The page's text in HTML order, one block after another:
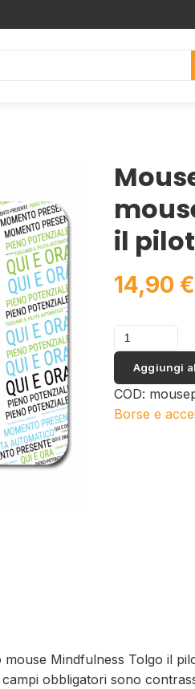
il
14,90 €
Mousepad
tappetino
mouse
Mindfulness
Tolgo
Aggiungi
COD:
Borse e
Mindfulness Tolgo il
campi obbligatori sono